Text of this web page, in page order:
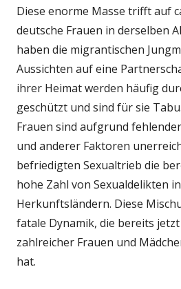
Diese enorme Masse trifft auf
deutsche Frauen in derselben
haben die migrantischen
Aussichten auf eine
ihrer Heimat werden häufig
geschützt und sind für sie
Frauen sind aufgrund
und anderer Faktoren
befriedigten Sexualtrieb die
hohe Zahl von Sexualdelikten
Herkunftsländern. Diese
fatale Dynamik, die bereits
zahlreicher Frauen und
hat.